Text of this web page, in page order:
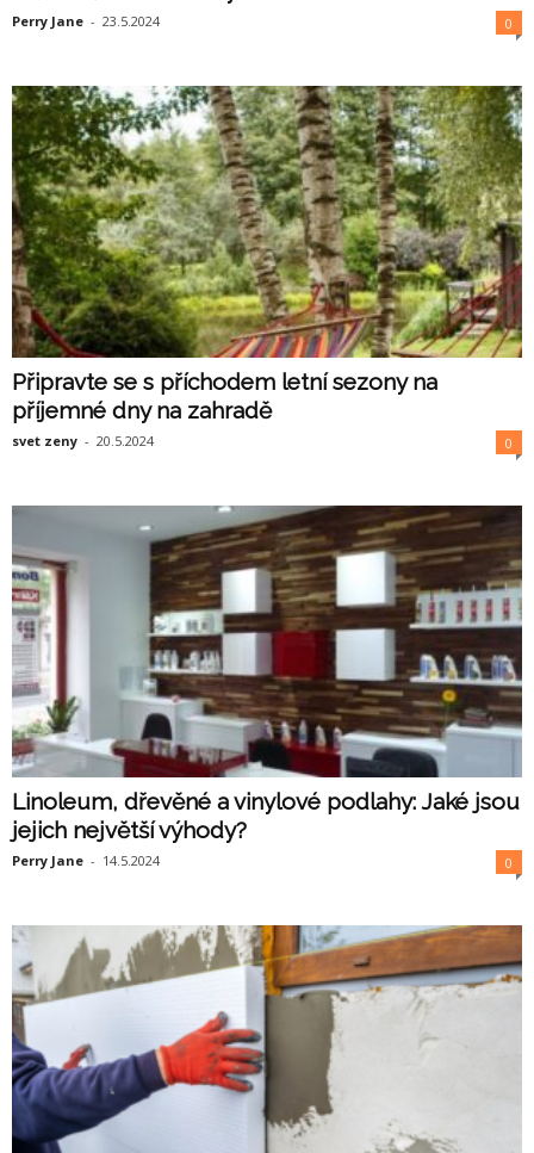
Perry Jane - 23.5.2024 0
Připravte se s příchodem letní sezony na
příjemné dny na zahradě
svet zeny - 20.5.2024 0
Linoleum, dřevěné a vinylové podlahy: Jaké jsou
jejich největší výhody?
Perry Jane - 14.5.2024 0